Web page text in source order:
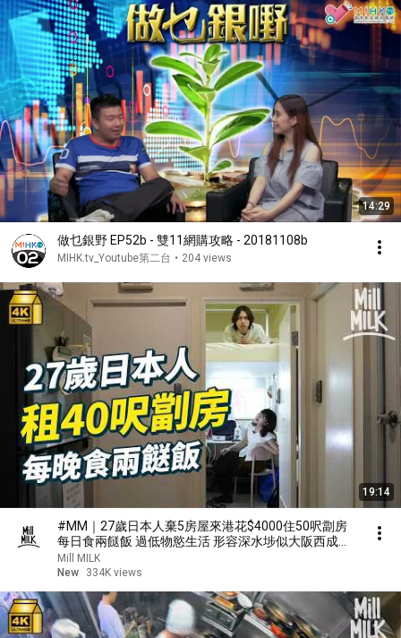
14:29
做乜銀野 EP52b - 雙11網購攻略 - 20181108b
MIHK.tv_Youtube第二台 • 204 views
19:14
#MM｜27歲日本人棄5房屋來港花$4000住50呎劏房
每日食兩餸飯 過低物慾生活 形容深水埗似大阪西成區
｜#700萬種生活 #4K
Mill MILK
New
334K views